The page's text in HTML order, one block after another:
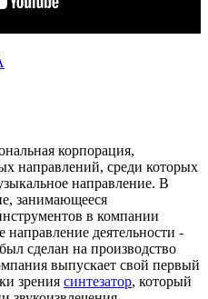
корпорация,
направлений, среди которых
направление. В
занимающееся
в компании
направление деятельности -
сделан на производство
выпускает свой первый
зрения синтезатор, который